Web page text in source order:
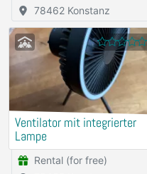
78462 Konstanz
Ventilator mit integrierter
Lampe
Rental (for free)